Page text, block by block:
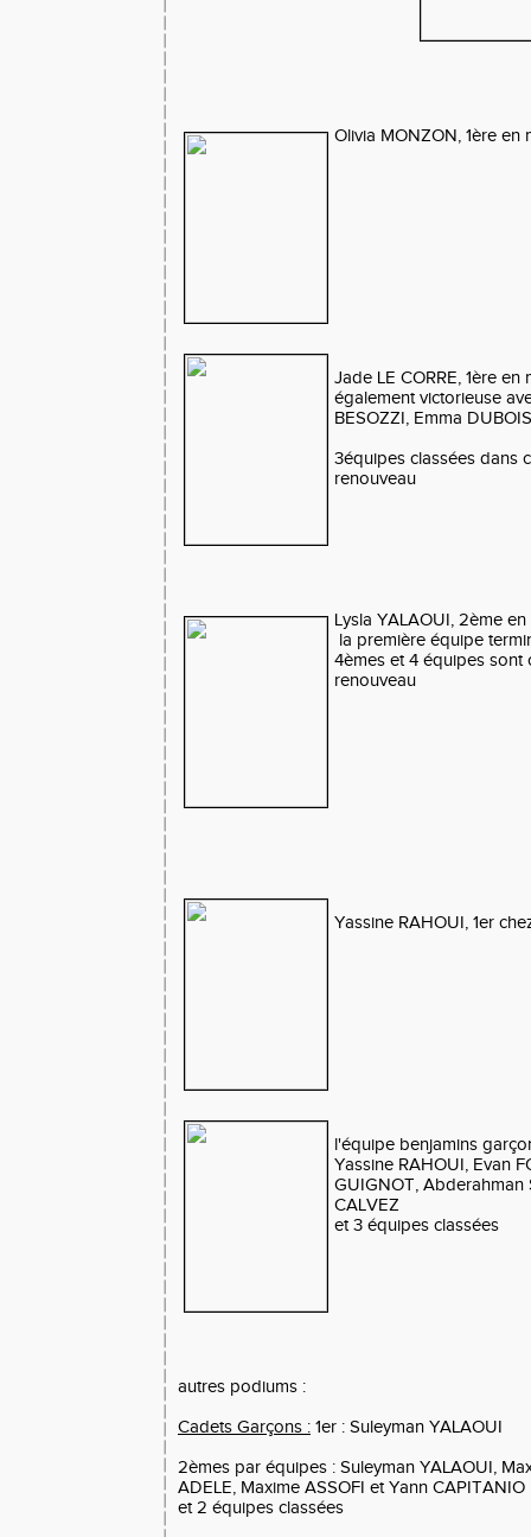
Olivia MONZON, 1ère en
Jade LE CORRE, 1ère
également victorieuse
BESOZZI, Emma
3équipes classées dans
renouveau
Lysla YALAOUI, 2ème
la première équipe
4èmes et 4 équipes sont
renouveau
Yassine RAHOUI, 1er
l'équipe benjamins
Yassine RAHOUI, Evan
GUIGNOT, Abderahman
CALVEZ
et 3 équipes classées
autres podiums :
Cadets Garçons : 1er : Suleyman YALAOUI
2èmes par équipes : Suleyman YALAOUI,
ADELE, Maxime ASSOFI et Yann CAPITANIO
et 2 équipes classées